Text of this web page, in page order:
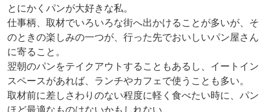
とにかくパンが大好きな私。
仕事柄、取材でいろいろな街へ出かけることが多いが、そ
のときの楽しみの一つが、行った先でおいしいパン屋さん
に寄ること。
翌朝のパンをテイクアウトすることもあるし、イートイン
スペースがあれば、ランチやカフェで使うことも多い。
取材前に差しさわりのない程度に軽く食べたい時に、パン